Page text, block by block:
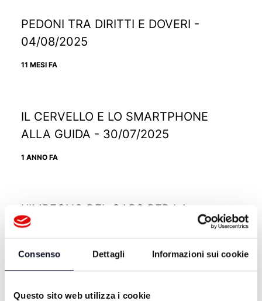
Consenso Dettagli Informazioni sui cookie
Questo sito web utilizza i cookie
PEDONI TRA DIRITTI E DOVERI -
04/08/2025
11 MESI FA
IL CERVELLO E LO SMARTPHONE
ALLA GUIDA - 30/07/2025
1 ANNO FA
L'IMPEGNO DEL CAPS PER LA
SICUREZZA STRADALE - 28/07/2025
1 ANNO FA